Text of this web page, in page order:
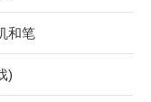
和笔
)